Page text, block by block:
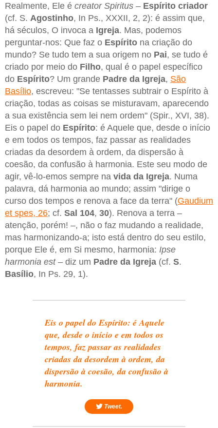
Realmente, Ele é creator Spiritus – Espírito criador
(cf. S. Agostinho, In Ps., XXXII, 2, 2): é assim que,
há séculos, O invoca a Igreja. Mas, podemos
perguntar-nos: Que faz o Espírito na criação do
mundo? Se tudo tem a sua origem no Pai, se tudo é
criado por meio do Filho, qual é o papel específico
do Espírito? Um grande Padre da Igreja, São
Basílio, escreveu: "Se tentasses subtrair o Espírito à
criação, todas as coisas se misturavam, aparecendo
a sua existência sem lei nem ordem" (Spir., XVI, 38).
Eis o papel do Espírito: é Aquele que, desde o início
e em todos os tempos, faz passar as realidades
criadas da desordem à ordem, da dispersão à
coesão, da confusão à harmonia. Este seu modo de
agir, vê-lo-emos sempre na vida da Igreja. Numa
palavra, dá harmonia ao mundo; assim "dirige o
curso dos tempos e renova a face da terra" (Gaudium
et spes, 26; cf. Sal 104, 30). Renova a terra –
atenção, porém! –, não o faz mudando a realidade,
mas harmonizando-a; isto está dentro do seu estilo,
porque Ele é, em Si mesmo, harmonia: Ipse
harmonia est– diz um Padre da Igreja (cf. S.
Basílio, In Ps. 29, 1).
Eis o papel do Espírito: é Aquele
que, desde o início e em todos os
tempos, faz passar as realidades
criadas da desordem à ordem, da
dispersão à coesão, da confusão à
harmonia.
Tweet.